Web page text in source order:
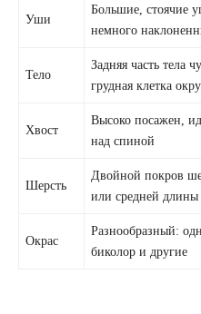
Уши
Большие, стоячие
немного
Тело
Задняя часть тела
грудная клетка
Хвост
Высоко посажен,
над спиной
Шерсть
Двойной покров
или средней длины
Окрас
Разнообразный:
биколор и другие